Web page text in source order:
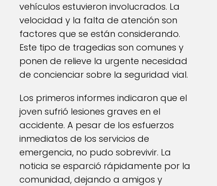
vehículos estuvieron involucrados. La
velocidad y la falta de atención son
factores que se están considerando.
Este tipo de tragedias son comunes y
ponen de relieve la urgente necesidad
de concienciar sobre la seguridad vial.
Los primeros informes indicaron que el
joven sufrió lesiones graves en el
accidente. A pesar de los esfuerzos
inmediatos de los servicios de
emergencia, no pudo sobrevivir. La
noticia se esparció rápidamente por la
comunidad, dejando a amigos y